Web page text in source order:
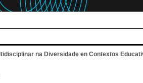
na Diversidade en Contextos